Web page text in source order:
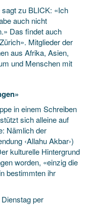
zu BLICK: «Ich
auch nicht
Das findet auch
Mitglieder der
aus Afrika, Asien,
und Menschen mit
in einem Schreiben
sich alleine auf
Nämlich der
‹Allahu Akbar›)
kulturelle Hintergrund
worden, «einzig die
bestimmten ihr
per